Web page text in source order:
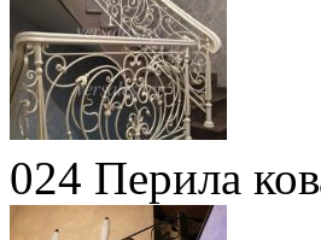
024 Перила